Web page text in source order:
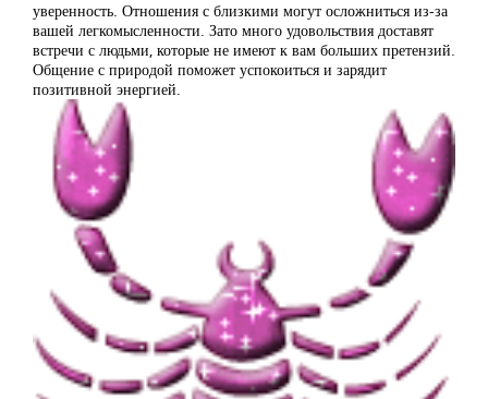
уверенность. Отношения с близкими могут осложниться из-за
вашей легкомысленности. Зато много удовольствия доставят
встречи с людьми, которые не имеют к вам больших претензий.
Общение с природой поможет успокоиться и зарядит
позитивной энергией.